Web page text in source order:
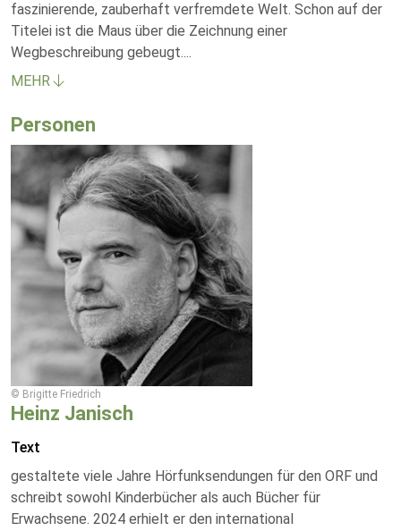
faszinierende, zauberhaft verfremdete Welt. Schon auf der
Titelei ist die Maus über die Zeichnung einer
Wegbeschreibung gebeugt....
MEHR
Personen
© Brigitte Friedrich
Heinz Janisch
Text
gestaltete viele Jahre Hörfunksendungen für den ORF und
schreibt sowohl Kinderbücher als auch Bücher für
Erwachsene. 2024 erhielt er den international